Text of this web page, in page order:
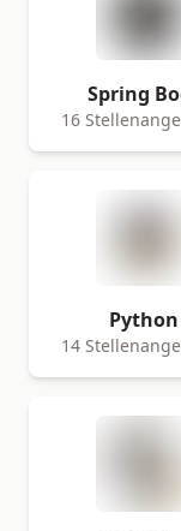
Spring
16
Python
14